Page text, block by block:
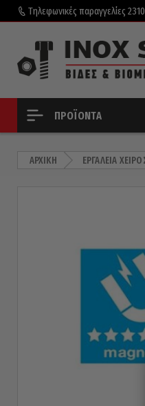
Τηλεφωνικές παραγγελίες
ΠΡΟΪΌΝΤΑ
ΑΡΧΙΚΉ ΕΡΓΑΛΕΊΑ